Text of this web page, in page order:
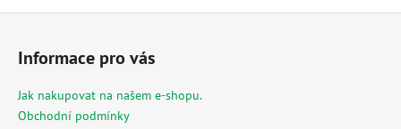
Informace pro vás
Jak nakupovat na našem e-shopu.
Obchodní podmínky